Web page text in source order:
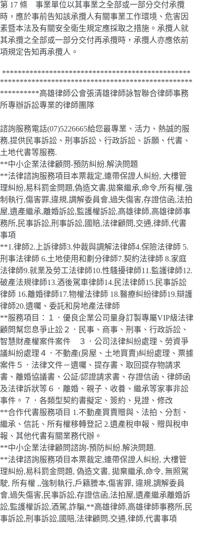
第 17 條 事業單位以其事業之全部或一部分交付承攬
時，應於事前告知該承攬人有關事業工作環境、危害因
素暨本法及有關安全衛生規定應採取之措施。承攬人就
其承攬之全部或一部分交付再承攬時，承攬人亦應依前
項規定告知再承攬人。
************************************************
*************************************************
**********高雄律師公會張清雄律師詠智聯合律師事務
所專辦訴訟專業的律師團隊
諮詢服務電話(07)5226665給您最專業、活力、熱誠的服
務,提供民事訴訟、刑事訴訟、行政訴訟、訴願、代書、
土地代書等服務.
**中小企業法律顧問-預防糾紛.解決問題
**法律諮詢服務項目本票裁定,連帶保證人糾紛, 大樓管
理糾紛,易科罰金問題,偽造文書,拋棄繼承,命令,所有權,強
制執行,傷害罪,違規,調解委員會,過失傷害,存證信函,法拍
屋,遺產繼承,離婚訴訟,監護權訴訟,高雄律師,高雄律師事
務所,民事訴訟,刑事訴訟,國賠,法律顧問,交通,律師,代書
事項
**1.律師2.上訴律師3.仲裁與調解法律師4.保險法律師 5.
刑事法律師 6.土地使用和劃分律師7.契約法律師 8.家庭
法律師9.就業及勞工法律師10.性騷擾律師11.監護律師12.
破產法規律師13.酒後駕車律師14.民法律師15.民事訴訟
律師 16.離婚律師17.物權法律師 18.醫療糾紛律師19.辯護
律師20.遺囑、委託和房地產法律師
**服務項目：１．優良企業公司量身訂製專屬VIP級法律
顧問幫您息爭止訟２．民事、商事、刑事、行政訴訟、
智慧財產權案件案件 ３．公司法律糾紛處理、勞資爭
議糾紛處理４．不動產(房屋、土地買賣)糾紛處理、票據
案件５．法律文件－遺囑、提存書、取回提存物請求
書、離婚協議書、公証/認證請求書、存證信函、律師函
及法律訴狀等６．離婚、親子、收養、繼承等家事非訟
事件。７．各類型契約書擬定、簽約、見證、修改
**合作代書服務項目 1.不動產買賣贈與、法拍、分割、
繼承、信託、所有權移轉登記 2.遺產稅申報、贈與稅申
報、其他代書有關業務代辦。
**中小企業法律顧問諮詢-預防糾紛.解決問題.
**法律諮詢服務項目本票裁定,連帶保證人糾紛, 大樓管
理糾紛,易科罰金問題, 偽造文書, 拋棄繼承,命令, 無照駕
駛, 所有權 ,,強制執行,戶籍謄本,傷害罪, 違規,調解委員
會,過失傷害,民事訴訟,存證信函,法拍屋,遺產繼承離婚訴
訟,監護權訴訟,酒駕,詐騙,**高雄律師,高雄律師事務所,民
事訴訟,刑事訴訟,國賠,法律顧問,交通,律師,代書事項